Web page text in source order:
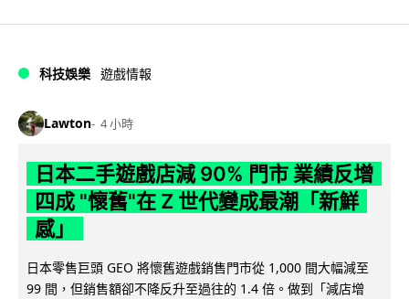
科技娛樂 遊戲情報
Lawton 4 小時
日本二手遊戲店減 90% 門市 業績反增
四成 "懷舊"在 Z 世代變成最潮「新鮮
感」
日本零售巨頭 GEO 將懷舊遊戲銷售門市從 1,000 間大幅減至
99 間，但銷售額卻不降反升至過往的 1.4 倍。做到「減店增